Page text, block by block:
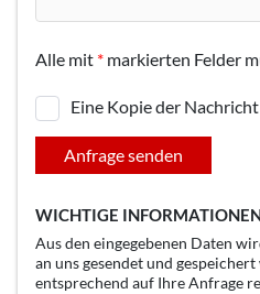
Alle mit * markierten Felder
Eine Kopie der Nachricht
Anfrage senden
WICHTIGE
Aus den eingegebenen Daten
an uns gesendet und
entsprechend auf Ihre Anfrage